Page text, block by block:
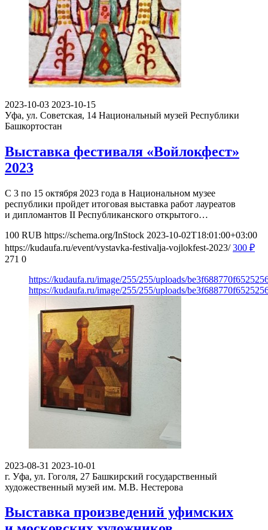
2023-10-03 2023-10-15
Уфа, ул. Советская, 14 Национальный музей Республики
Башкортостан
Выставка фестиваля «Войлокфест»
2023
С 3 по 15 октября 2023 года в Национальном музее
республики пройдет итоговая выставка работ лауреатов
и дипломантов II Республиканского открытого…
100 RUB https://schema.org/InStock 2023-10-02T18:01:00+03:00
https://kudaufa.ru/event/vystavka-festivalja-vojlokfest-2023/ 300 ₽
271 0
https://kudaufa.ru/image/255/255/uploads/
https://kudaufa.ru/image/255/255/uploads/
2023-08-31 2023-10-01
г. Уфа, ул. Гоголя, 27 Башкирский государственный
художественный музей им. М.В. Нестерова
Выставка произведений уфимских